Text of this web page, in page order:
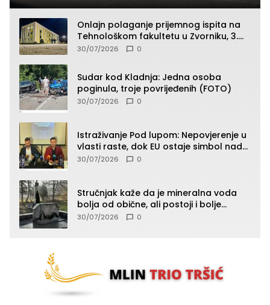
Onlajn polaganje prijemnog ispita na
Tehnološkom fakultetu u Zvorniku, 3.
septembra u 9.00 časova
30/07/2026 0
Sudar kod Kladnja: Jedna osoba
poginula, troje povrijeđenih (FOTO)
30/07/2026 0
Istraživanje Pod lupom: Nepovjerenje u
vlasti raste, dok EU ostaje simbol nade
građana
30/07/2026 0
Stručnjak kaže da je mineralna voda
bolja od obične, ali postoji i bolje
rješenje
30/07/2026 0